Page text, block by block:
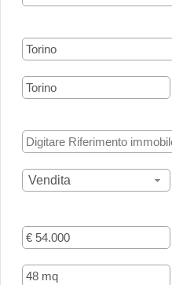
Vendita